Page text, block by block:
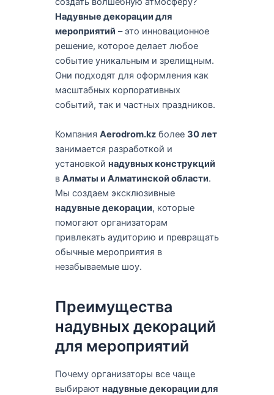
Надувные декорации для
мероприятий – это инновационное
решение, которое делает любое
событие уникальным и зрелищным.
Они подходят для оформления как
масштабных корпоративных
событий, так и частных праздников.
Компания Aerodrom.kzболее 30 лет
занимается разработкой и
установкой надувных конструкций
в Алматы и Алматинской области.
Мы создаем эксклюзивные
надувные декорации, которые
помогают организаторам
привлекать аудиторию и превращать
обычные мероприятия в
незабываемые шоу.
Преимущества
надувных декораций
для мероприятий
Почему организаторы все чаще
выбирают надувные декорации для